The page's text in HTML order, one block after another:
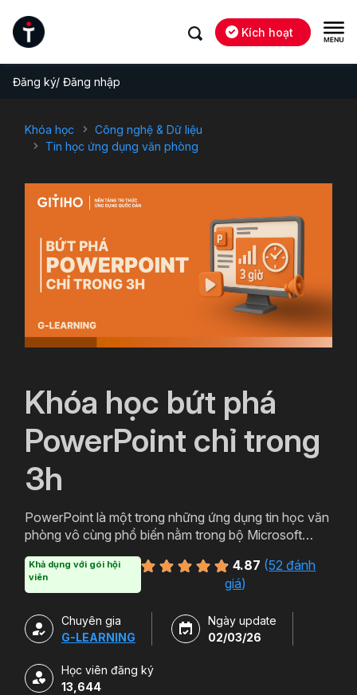
Kích hoạt
Đăng ký/ Đăng nhập
Khóa học
Công nghệ & Dữ liệu
Tin học ứng dụng văn phòng
Khóa học bứt phá
PowerPoint chỉ trong
3h
PowerPoint là một trong những ứng dụng tin học văn
phòng vô cùng phổ biến nằm trong bộ Microsoft
định dạng và kiểu khác nhau tạo sự hấp dẫn cho
slide. Tham gia khóa học sẽ giúp bạn tạo ra các bản
một cách hấp dẫn và sinh động hơn. Chỉ với hơn 3h
học powerpoint miễn phí cùng Gitiho bạn sẽ có thể
học.
Khả dụng với gói hội
viên
4.87 (52 đánh
giá)
Chuyên gia
G-LEARNING
Ngày update
02/03/26
Học viên đăng ký
13,644